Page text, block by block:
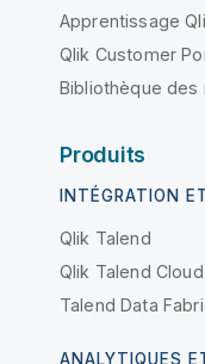
Apprentissage
Qlik Customer
Bibliothèque des
Produits
INTÉGRATION
Qlik Talend
Qlik Talend Cloud
Talend Data
ANALYTIQUES